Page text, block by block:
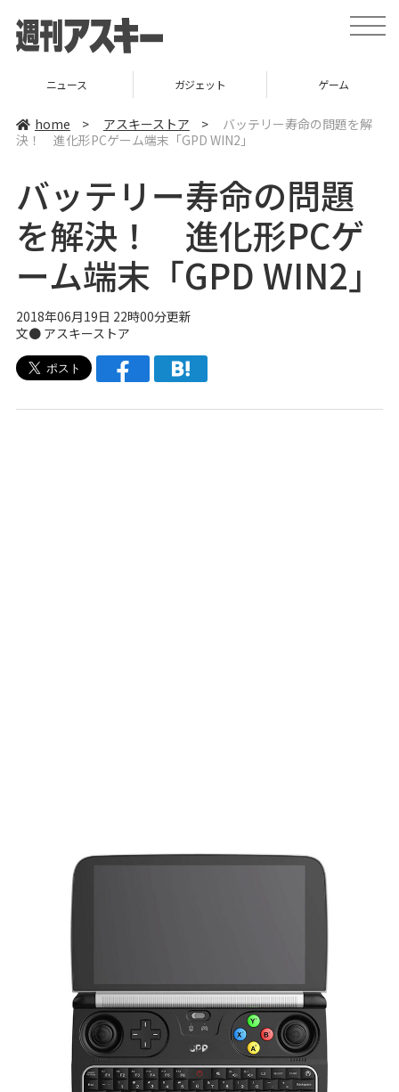
t
o
v
ニュース ガジェット ゲーム
home > アスキーストア >
バッテリー寿命の問題を解
決！ 進化形PCゲーム端末「GPD WIN2」
バッテリー寿命の問題
を解決！ 進化形PCゲ
ーム端末「GPD WIN2」
2018年06月19日 22時00分更新
文● アスキーストア